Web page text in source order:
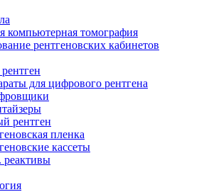
компьютерная томография
рентгеновских кабинетов
для цифрового рентгена
рентген
пленка
кассеты